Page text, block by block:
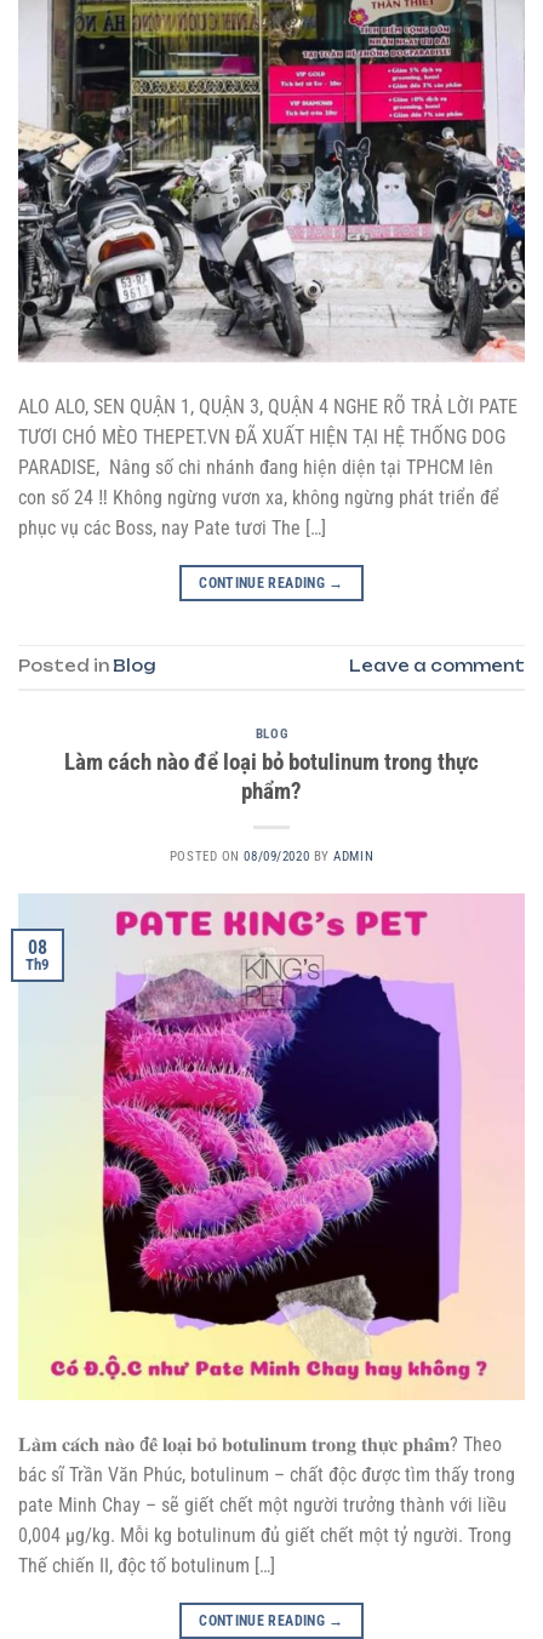
ALO ALO, SEN QUẬN 1, QUẬN 3, QUẬN 4 NGHE RÕ TRẢ LỜI PATE
TƯƠI CHÓ MÈO THEPET.VN ĐÃ XUẤT HIỆN TẠI HỆ THỐNG DOG
PARADISE, Nâng số chi nhánh đang hiện diện tại TPHCM lên
con số 24 ‼️ Không ngừng vươn xa, không ngừng phát triển để
phục vụ các Boss, nay Pate tươi The […]
CONTINUE READING →
Posted in Blog Leave a comment
BLOG
Làm cách nào để loại bỏ botulinum trong thực
phẩm?
POSTED ON08/09/2020 BYADMIN
08
Th9
𝐋𝐚̀𝐦 𝐜𝐚́𝐜𝐡 𝐧𝐚̀𝐨 đ𝐞̂̉ 𝐥𝐨𝐚̣𝐢 𝐛𝐨̉ 𝐛𝐨𝐭𝐮𝐥𝐢𝐧𝐮𝐦 𝐭𝐫𝐨𝐧𝐠 𝐭𝐡𝐮̛̣𝐜 𝐩𝐡𝐚̂̉𝐦? Theo
bác sĩ Trần Văn Phúc, botulinum – chất độc được tìm thấy trong
pate Minh Chay – sẽ giết chết một người trưởng thành với liều
0,004 μg/kg. Mỗi kg botulinum đủ giết chết một tỷ người. Trong
Thế chiến II, độc tố botulinum […]
CONTINUE READING →